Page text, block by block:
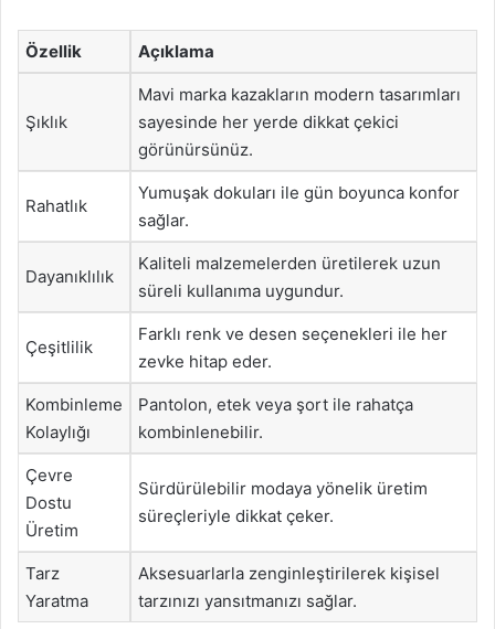
Özellik Açıklama
Şıklık
Mavi marka kazakların modern tasarımları
sayesinde her yerde dikkat çekici
görünürsünüz.
Rahatlık
Yumuşak dokuları ile gün boyunca konfor
sağlar.
Dayanıklılık
Kaliteli malzemelerden üretilerek uzun
süreli kullanıma uygundur.
Çeşitlilik
Farklı renk ve desen seçenekleri ile her
zevke hitap eder.
Kombinleme
Kolaylığı
Pantolon, etek veya şort ile rahatça
kombinlenebilir.
Çevre
Dostu
Üretim
Sürdürülebilir modaya yönelik üretim
süreçleriyle dikkat çeker.
Tarz
Yaratma
Aksesuarlarla zenginleştirilerek kişisel
tarzınızı yansıtmanızı sağlar.